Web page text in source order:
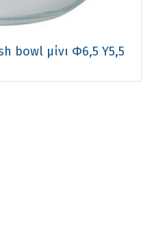
bowl μίνι Φ6,5 Υ5,5